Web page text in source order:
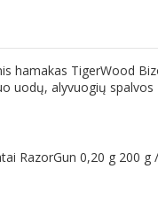
hamakas TigerWood
uodų, alyvuogių spalvos
RazorGun 0,20 g 200 g